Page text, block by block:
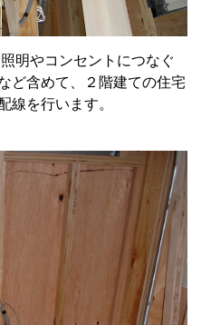
明やコンセントにつなぐ
ど含めて、２階建ての住宅
線を行います。